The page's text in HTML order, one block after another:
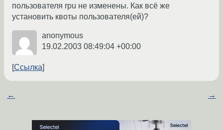
пользователя rpu не изменены. Как всё же
установить квоты пользователя(ей)?
anonymous
19.02.2003 08:49:04 +00:00
Ссылка
← →